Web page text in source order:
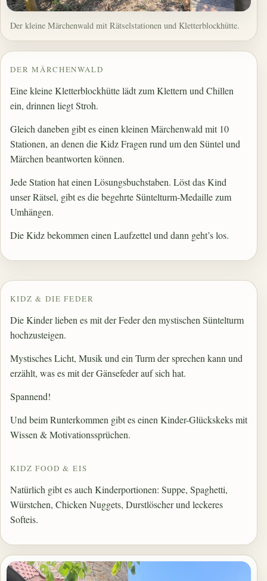
Der kleine Märchenwald mit Rätselstationen und Kletterblockhütte.
DER MÄRCHENWALD
Eine kleine Kletterblockhütte lädt zum Klettern und Chillen
ein, drinnen liegt Stroh.
Gleich daneben gibt es einen kleinen Märchenwald mit 10
Stationen, an denen die Kidz Fragen rund um den Süntel und
Märchen beantworten können.
Jede Station hat einen Lösungsbuchstaben. Löst das Kind
unser Rätsel, gibt es die begehrte Süntelturm-Medaille zum
Umhängen.
Die Kidz bekommen einen Laufzettel und dann geht’s los.
KIDZ & DIE FEDER
Die Kinder lieben es mit der Feder den mystischen Süntelturm
hochzusteigen.
Mystisches Licht, Musik und ein Turm der sprechen kann und
erzählt, was es mit der Gänsefeder auf sich hat.
Spannend!
Und beim Runterkommen gibt es einen Kinder-Glückskeks mit
Wissen & Motivationssprüchen.
KIDZ FOOD & EIS
Natürlich gibt es auch Kinderportionen: Suppe, Spaghetti,
Würstchen, Chicken Nuggets, Durstlöscher und leckeres
Softeis.